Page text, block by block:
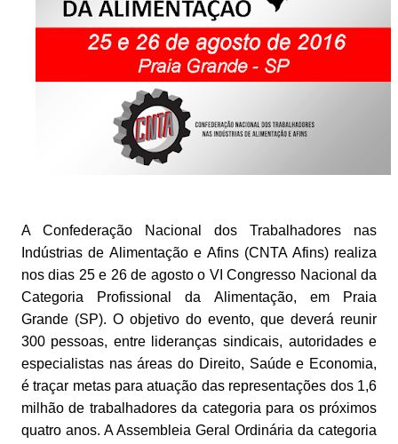
A Confederação Nacional dos Trabalhadores nas
Indústrias de Alimentação e Afins (CNTA Afins) realiza
nos dias 25 e 26 de agosto o VI Congresso Nacional da
Categoria Profissional da Alimentação, em Praia
Grande (SP). O objetivo do evento, que deverá reunir
300 pessoas, entre lideranças sindicais, autoridades e
especialistas nas áreas do Direito, Saúde e Economia,
é traçar metas para atuação das representações dos 1,6
milhão de trabalhadores da categoria para os próximos
quatro anos. A Assembleia Geral Ordinária da categoria